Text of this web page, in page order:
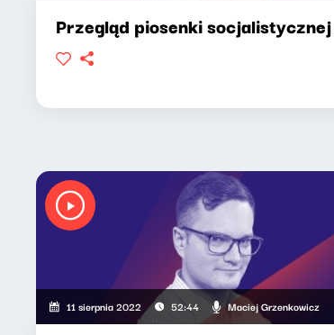
Przegląd piosenki
11 sierpnia 2022 52:44 Maciej Grzenkowicz